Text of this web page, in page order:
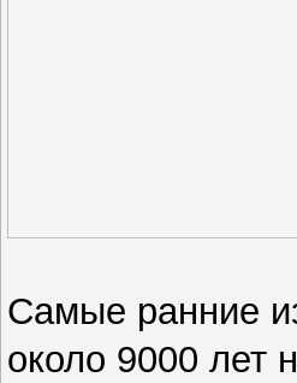
Самые ранние
около 9000 лет